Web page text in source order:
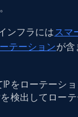
ンフラにはスマ
テーションが含
をローテーシ
検出してロー